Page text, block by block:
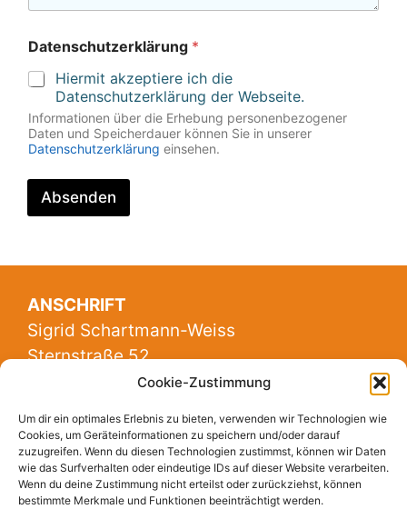
Cookie-Zustimmung
Um dir ein optimales Erlebnis zu bieten, verwenden wir Technologien wie
Cookies, um Geräteinformationen zu speichern und/oder darauf
zuzugreifen. Wenn du diesen Technologien zustimmst, können wir Daten
wie das Surfverhalten oder eindeutige IDs auf dieser Website verarbeiten.
Wenn du deine Zustimmung nicht erteilst oder zurückziehst, können
bestimmte Merkmale und Funktionen beeinträchtigt werden.
Datenschutzerklärung *
Hiermit akzeptiere ich die
Datenschutzerklärung der Webseite.
Informationen über die Erhebung personenbezogener
Daten und Speicherdauer können Sie in unserer
Datenschutzerklärung einsehen.
Absenden
e
r
n
t
i
v
e
ANSCHRIFT
Sigrid Schartmann-Weiss
Sternstraße 52
88348 Bad Saulgau
KONTAKT
07581 / 200 706 4
sigrid@schartmann-weiss.de